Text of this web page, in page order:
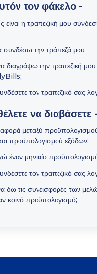
τον φάκελο -
η τραπεζική μου
την τράπεζά μου
την τραπεζική
τον τραπεζικό σας
να διαβάσετε
μεταξύ
προϋπολογισμού εξόδων;
έναν μηνιαίο
τον τραπεζικό σας
τις συνεισφορές των
κοινό προϋπολογισμό;